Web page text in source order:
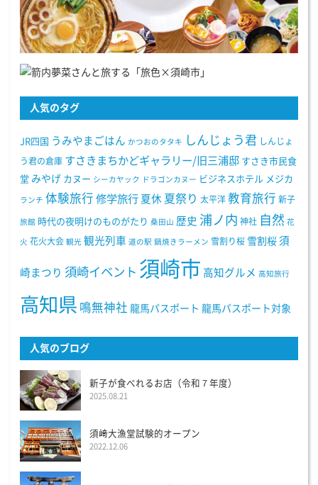
人気のタグ
JR四国 うみやまごはん かつおのタタキ しんじょう君 しんじょ
う君の倉庫 すさきまちかどギャラリー/旧三浦邸 すさき市民食
堂 みやげ カヌー シーカヤック ドラゴンカヌー ビジネスホテル メジカ
ランチ 体験旅行 修学旅行 夏休 夏祭り 太平洋 教育旅行 新子
旅館 時代の夜明けのものがたり 桑田山 歴史 浦ノ内 神社 自然 花
火 花火大会 観光 観光列車 道の駅 鍋焼きラーメン 雪割り桜 雪割桜 須
崎まつり 須崎イベント 須崎市 高知グルメ 高知旅行
高知県 鳴無神社 龍馬パスポート 龍馬パスポート対象
人気のブログ
新子が食べれるお店（令和７年度）
2025.08.21
須﨑大漁堂試験的オープン
2022.12.06